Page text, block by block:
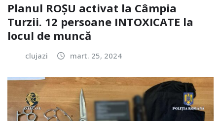
Planul ROȘU activat la Câmpia
Turzii. 12 persoane INTOXICATE la
locul de muncă
clujazi mart. 25, 2024